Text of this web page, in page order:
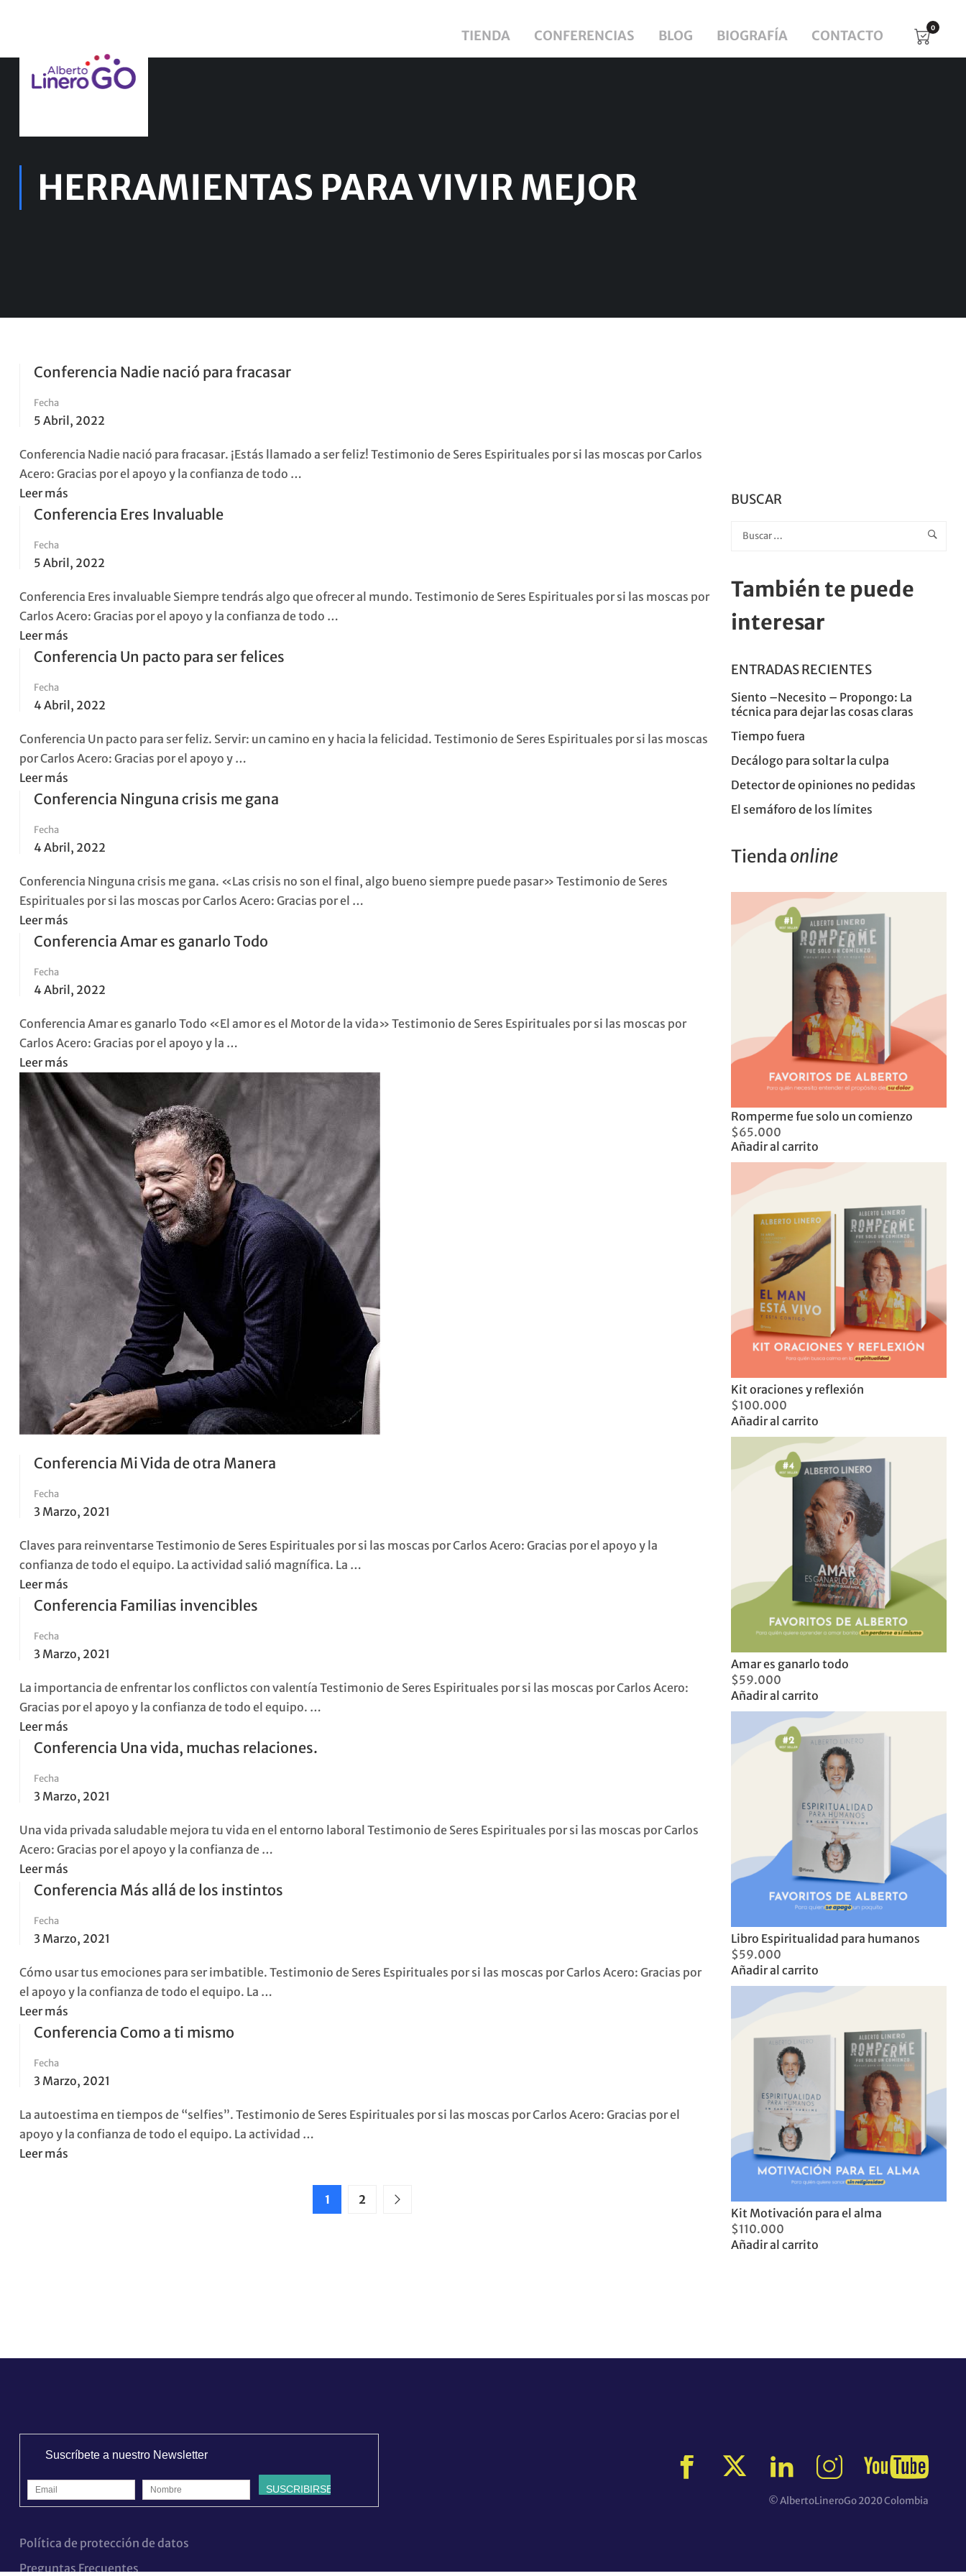
TIENDA CONFERENCIAS BLOG BIOGRAFÍA CONTACTO 0
HERRAMIENTAS PARA VIVIR MEJOR
Conferencia Nadie nació para fracasar
Fecha
5 Abril, 2022
Conferencia Nadie nació para fracasar. ¡Estás llamado a ser feliz! Testimonio de Seres Espirituales por si las moscas por Carlos
Acero: Gracias por el apoyo y la confianza de todo …
Read
more
Conferencia
Nadie
nació
para
fracasar
Leer más
Conferencia Eres Invaluable
Fecha
5 Abril, 2022
Conferencia Eres invaluable Siempre tendrás algo que ofrecer al mundo. Testimonio de Seres Espirituales por si las moscas por
Carlos Acero: Gracias por el apoyo y la confianza de todo …
Read
more
Conferencia
Eres
Invaluable
Leer más
Conferencia Un pacto para ser felices
Fecha
4 Abril, 2022
Conferencia Un pacto para ser feliz. Servir: un camino en y hacia la felicidad. Testimonio de Seres Espirituales por si las moscas
por Carlos Acero: Gracias por el apoyo y …
Read
more
Conferencia
pacto
para
ser
felices
Leer más
Conferencia Ninguna crisis me gana
Fecha
4 Abril, 2022
Conferencia Ninguna crisis me gana. «Las crisis no son el final, algo bueno siempre puede pasar» Testimonio de Seres
Espirituales por si las moscas por Carlos Acero: Gracias por el …
Read
more
Conferencia
Ninguna
crisis
me
gana
Leer más
Conferencia Amar es ganarlo Todo
Fecha
4 Abril, 2022
Conferencia Amar es ganarlo Todo «El amor es el Motor de la vida» Testimonio de Seres Espirituales por si las moscas por
Carlos Acero: Gracias por el apoyo y la …
Read
more
about
Conferencia
Amar
es
ganarlo
Todo
Leer más
Conferencia Mi Vida de otra Manera
Fecha
3 Marzo, 2021
Claves para reinventarse Testimonio de Seres Espirituales por si las moscas por Carlos Acero: Gracias por el apoyo y la
confianza de todo el equipo. La actividad salió magnífica. La …
Read
more
Conferencia
Vida
de
otra
Manera
Leer más
Conferencia Familias invencibles
Fecha
3 Marzo, 2021
La importancia de enfrentar los conflictos con valentía Testimonio de Seres Espirituales por si las moscas por Carlos Acero:
Gracias por el apoyo y la confianza de todo el equipo. …
Read
more
Conferencia
Familias
invencibles
Leer más
Conferencia Una vida, muchas relaciones.
Fecha
3 Marzo, 2021
Una vida privada saludable mejora tu vida en el entorno laboral Testimonio de Seres Espirituales por si las moscas por Carlos
Acero: Gracias por el apoyo y la confianza de …
Read
more
Conferencia
Una
vida,
muchas
relaciones.
Leer más
Conferencia Más allá de los instintos
Fecha
3 Marzo, 2021
Cómo usar tus emociones para ser imbatible. Testimonio de Seres Espirituales por si las moscas por Carlos Acero: Gracias por
el apoyo y la confianza de todo el equipo. La …
Read
more
Conferencia
Más
allá
los
Leer más
Conferencia Como a ti mismo
Fecha
3 Marzo, 2021
La autoestima en tiempos de “selfies”. Testimonio de Seres Espirituales por si las moscas por Carlos Acero: Gracias por el
apoyo y la confianza de todo el equipo. La actividad …
Read
Leer más
1 2
BUSCAR
También te puede
interesar
ENTRADAS RECIENTES
Siento –Necesito – Propongo: La
técnica para dejar las cosas claras
Tiempo fuera
Decálogo para soltar la culpa
Detector de opiniones no pedidas
El semáforo de los límites
Tiendaonline
Romperme fue solo un comienzo
$65.000
Añadir al carrito
Kit oraciones y reflexión
$100.000
Añadir al carrito
Amar es ganarlo todo
$59.000
Añadir al carrito
Libro Espiritualidad para humanos
$59.000
Añadir al carrito
Kit Motivación para el alma
$110.000
Añadir al carrito
Suscríbete a nuestro Newsletter
Política de protección de datos
Preguntas Frecuentes
© AlbertoLineroGo 2020 Colombia